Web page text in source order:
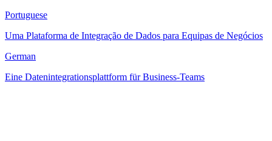
Portuguese
Uma Plataforma de Integração de Dados para Equipas de Negócios
German
Eine Datenintegrationsplattform für Business-Teams